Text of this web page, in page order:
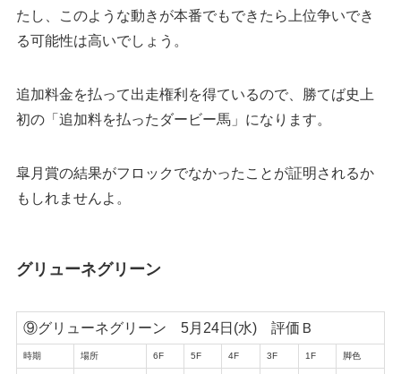
たし、このような動きが本番でもできたら上位争いでき
る可能性は高いでしょう。
追加料金を払って出走権利を得ているので、勝てば史上
初の「追加料を払ったダービー馬」になります。
皐月賞の結果がフロックでなかったことが証明されるか
もしれませんよ。
グリューネグリーン
⑨グリューネグリーン 5月24日(水) 評価Ｂ
時期 場所 6F 5F 4F 3F 1F 脚色